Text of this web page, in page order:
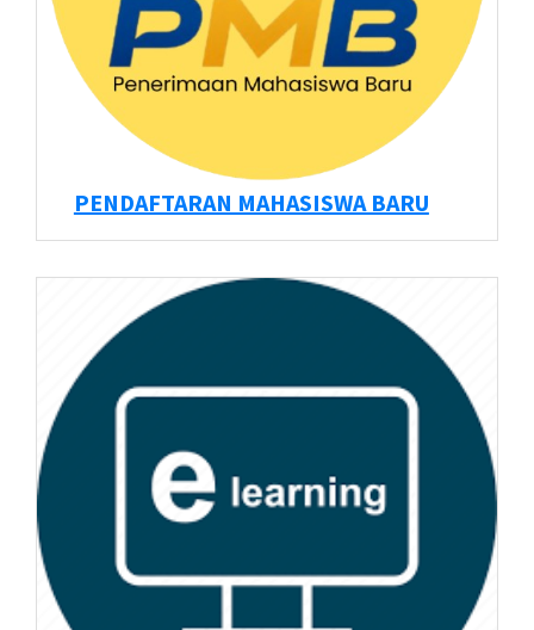
PENDAFTARAN MAHASISWA BARU